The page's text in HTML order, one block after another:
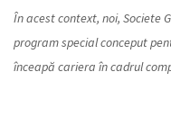
În acest context, noi, Societe
program special conceput
înceapă cariera în cadrul